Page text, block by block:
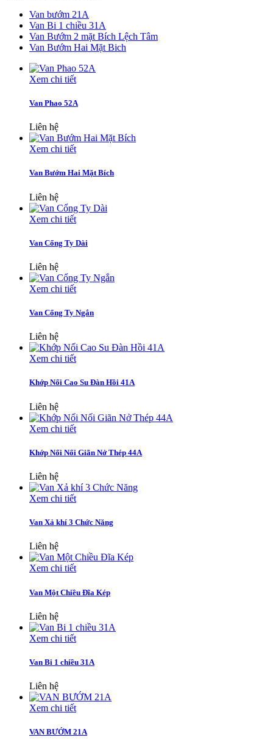
Van bướm 21A
Van Bi 1 chiều 31A
Van Bướm 2 mặt Bích Lệch Tâm
Van Bướm Hai Mặt Bich
Xem chi tiết
Van Phao 52A
Liên hệ
Xem chi tiết
Van Bướm Hai Mặt Bích
Liên hệ
Xem chi tiết
Van Cổng Ty Dài
Liên hệ
Xem chi tiết
Van Cổng Ty Ngắn
Liên hệ
Xem chi tiết
Khớp Nối Cao Su Đàn Hồi 41A
Liên hệ
Xem chi tiết
Khớp Nối Nối Giãn Nở Thép 44A
Liên hệ
Xem chi tiết
Van Xả khí 3 Chức Năng
Liên hệ
Xem chi tiết
Van Một Chiều Đĩa Kép
Liên hệ
Xem chi tiết
Van Bi 1 chiều 31A
Liên hệ
Xem chi tiết
VAN BƯỚM 21A